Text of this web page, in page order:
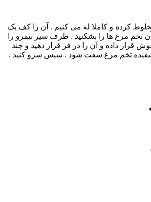
کرده و کاملا له می کنیم . آن را کف یک
مرغ ها را بشکنید . ظرف سیر نیمرو را
قرار داده و آن را در فر قرار دهید و چند
سفیده تخم مرغ سفت شود . سپس سرو کنید .